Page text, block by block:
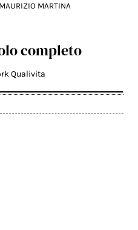
MAURIZIO MARTINA
completo
Qualivita